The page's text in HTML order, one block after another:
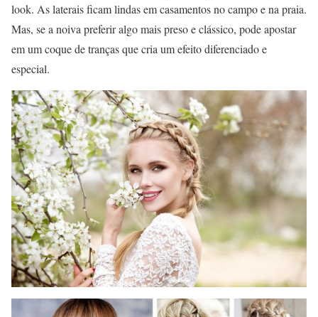
look. As laterais ficam lindas em casamentos no campo e na praia.
Mas, se a noiva preferir algo mais preso e clássico, pode apostar
em um coque de tranças que cria um efeito diferenciado e
especial.